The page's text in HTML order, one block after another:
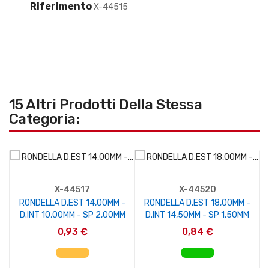
RiferimentoX-44515
15 Altri Prodotti Della Stessa
Categoria:
X-44517
RONDELLA D.EST 14,00MM -
D.INT 10,00MM - SP 2,00MM
0,93 €
AGGIUNGI AL CARRELLO
X-44520
RONDELLA D.EST 18,00MM -
D.INT 14,50MM - SP 1,50MM
0,84 €
AGGIUNGI AL CARRELLO